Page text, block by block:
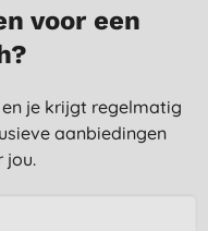
voor een
je krijgt regelmatig
aanbiedingen
jou.